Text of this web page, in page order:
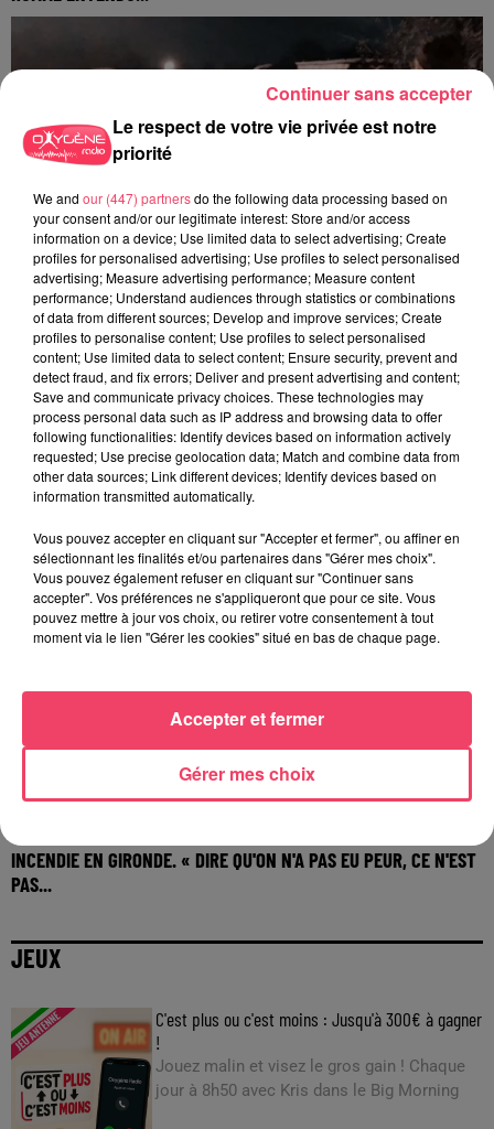
29 juillet 2026
SEGRÉ. ATTAQUE À L'ARME BLANCHE : L'AGRESSEUR INTERPELLÉ,
LE...
INCENDIE EN GIRONDE. « DIRE QU'ON N'A PAS EU PEUR, CE N'EST
PAS...
JEUX
C'est plus ou c'est moins : Jusqu'à 300€ à gagner
!
Jouez malin et visez le gros gain ! Chaque
jour à 8h50 avec Kris dans le Big Morning
Le respect de votre vie privée est notre
priorité
We and our (447) partnersdo the following data processing based on
your consent and/or our legitimate interest: Store and/or access
information on a device; Use limited data to select advertising; Create
profiles for personalised advertising; Use profiles to select personalised
advertising; Measure advertising performance; Measure content
performance; Understand audiences through statistics or combinations
of data from different sources; Develop and improve services; Create
profiles to personalise content; Use profiles to select personalised
content; Use limited data to select content; Ensure security, prevent and
detect fraud, and fix errors; Deliver and present advertising and content;
Save and communicate privacy choices. These technologies may
process personal data such as IP address and browsing data to offer
following functionalities: Identify devices based on information actively
requested; Use precise geolocation data; Match and combine data from
other data sources; Link different devices; Identify devices based on
information transmitted automatically.
Vous pouvez accepter en cliquant sur "Accepter et fermer", ou affiner en
sélectionnant les finalités et/ou partenaires dans "Gérer mes choix".
Vous pouvez également refuser en cliquant sur "Continuer sans
accepter". Vos préférences ne s'appliqueront que pour ce site. Vous
pouvez mettre à jour vos choix, ou retirer votre consentement à tout
moment via le lien "Gérer les cookies" situé en bas de chaque page.
Gérer mes choix
Accepter et fermer
Continuer sans accepter